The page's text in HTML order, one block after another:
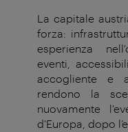
La capitale
forza:
esperienza
eventi,
accogliente e
rendono la
nuovamente
d'Europa, dopo